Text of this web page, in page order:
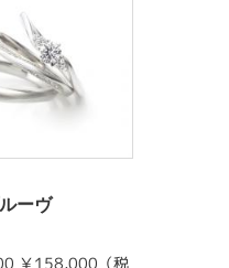
ーヴ
￥158,000（税